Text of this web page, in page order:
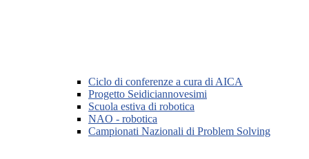
Ciclo di conferenze a cura di AICA
Progetto Seidiciannovesimi
Scuola estiva di robotica
NAO - robotica
Campionati Nazionali di Problem Solving